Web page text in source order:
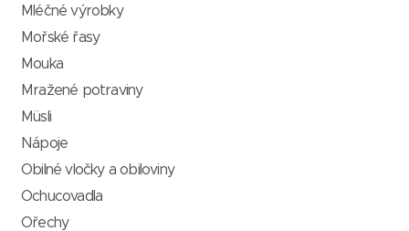
Mléčné výrobky
Mořské řasy
Mouka
Mražené potraviny
Müsli
Nápoje
Obilné vločky a obiloviny
Ochucovadla
Ořechy